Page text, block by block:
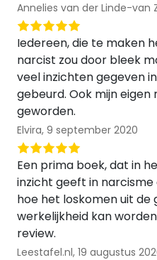
Annelies van der Linde-van
Iedereen, die te maken
narcist zou door bleek
veel inzichten gegeven
gebeurd. Ook mijn eigen
geworden.
Elvira, 9 september 2020
Een prima boek, dat in
inzicht geeft in
hoe het loskomen uit
werkelijkheid kan
review.
Leestafel.nl, 19 augustus